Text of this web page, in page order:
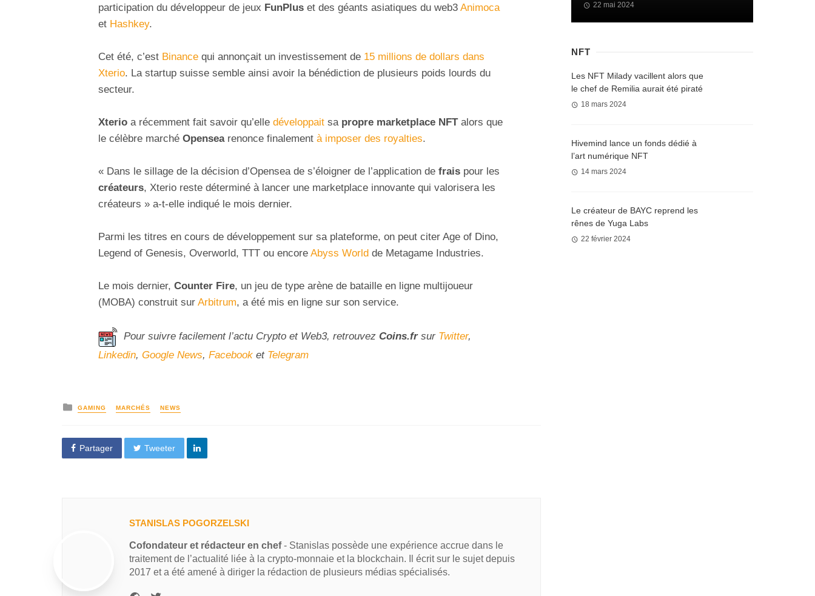
participation du développeur de jeux FunPlus et des géants asiatiques du web3 Animoca
et Hashkey.
Cet été, c’est Binance qui annonçait un investissement de 15 millions de dollars dans
Xterio. La startup suisse semble ainsi avoir la bénédiction de plusieurs poids lourds du
secteur.
Xterio a récemment fait savoir qu’elle développait sa propre marketplace NFTalors que
le célèbre marché Opensearenonce finalement à imposer des royalties.
« Dans le sillage de la décision d’Opensea de s’éloigner de l’application de frais pour les
créateurs, Xterio reste déterminé à lancer une marketplace innovante qui valorisera les
créateurs » a-t-elle indiqué le mois dernier.
Parmi les titres en cours de développement sur sa plateforme, on peut citer Age of Dino,
Legend of Genesis, Overworld, TTT ou encore Abyss World de Metagame Industries.
Le mois dernier, Counter Fire, un jeu de type arène de bataille en ligne multijoueur
(MOBA) construit sur Arbitrum, a été mis en ligne sur son service.
Pour suivre facilement l’actu Crypto et Web3, retrouvez Coins.fr sur Twitter,
Linkedin, Google News, Facebook et Telegram
GAMING MARCHÉS NEWS
Partager Tweeter
STANISLAS POGORZELSKI
Cofondateur et rédacteur en chef- Stanislas possède une expérience accrue dans le
traitement de l’actualité liée à la crypto-monnaie et la blockchain. Il écrit sur le sujet depuis
2017 et a été amené à diriger la rédaction de plusieurs médias spécialisés.
22 mai 2024
NFT
Les NFT Milady vacillent alors que
le chef de Remilia aurait été piraté
18 mars 2024
Hivemind lance un fonds dédié à
l’art numérique NFT
14 mars 2024
Le créateur de BAYC reprend les
rênes de Yuga Labs
22 février 2024